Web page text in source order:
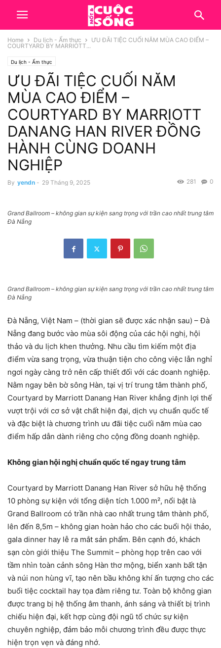
Home Du lịch - Ẩm thực
ƯU ĐÃI TIỆC CUỐI NĂM MÙA CAO ĐIỂM –
COURTYARD BY MARRIOTT...
Du lịch - Ẩm thực
ƯU ĐÃI TIỆC CUỐI NĂM
MÙA CAO ĐIỂM –
COURTYARD BY MARRIOTT
DANANG HAN RIVER ĐỒNG
HÀNH CÙNG DOANH
NGHIỆP
By yendn - 29 Tháng 9, 2025 0
281
Grand Ballroom – không gian sự kiện sang trọng với trần cao nhất trung tâm
Đà Nẵng
Grand Ballroom – không gian sự kiện sang trọng với trần cao nhất trung tâm
Đà Nẵng
Đà Nẵng, Việt Nam – (thời gian sẽ được xác nhận sau) – Đà
Nẵng đang bước vào mùa sôi động của các hội nghị, hội
thảo và du lịch khen thưởng. Nhu cầu tìm kiếm một địa
điểm vừa sang trọng, vừa thuận tiện cho công việc lẫn nghỉ
ngơi ngày càng trở nên cấp thiết đối với các doanh nghiệp.
Nằm ngay bên bờ sông Hàn, tại vị trí trung tâm thành phố,
Courtyard by Marriott Danang Han River khẳng định lợi thế
vượt trội với cơ sở vật chất hiện đại, dịch vụ chuẩn quốc tế
và đặc biệt là chương trình ưu đãi tiệc cuối năm mùa cao
điểm hấp dẫn dành riêng cho cộng đồng doanh nghiệp.
Không gian hội nghị chuẩn quốc tế ngay trung tâm
Courtyard by Marriott Danang Han River sở hữu hệ thống
10 phòng sự kiện với tổng diện tích 1.000 m², nổi bật là
Grand Ballroom có trần nhà cao nhất trung tâm thành phố,
lên đến 8,5m – không gian hoàn hảo cho các buổi hội thảo,
gala dinner hay lễ ra mắt sản phẩm. Bên cạnh đó, khách
sạn còn giới thiệu The Summit – phòng họp trên cao với
tầm nhìn toàn cảnh sông Hàn thơ mộng, biển xanh bất tận
và núi non hùng vĩ, tạo nên bầu không khí ấn tượng cho các
buổi tiệc cocktail hay tọa đàm riêng tư. Toàn bộ không gian
được trang bị hệ thống âm thanh, ánh sáng và thiết bị trình
chiếu hiện đại, kết hợp cùng đội ngũ tổ chức sự kiện
chuyên nghiệp, đảm bảo mỗi chương trình đều được thực
hiện trọn vẹn và đáng nhớ.